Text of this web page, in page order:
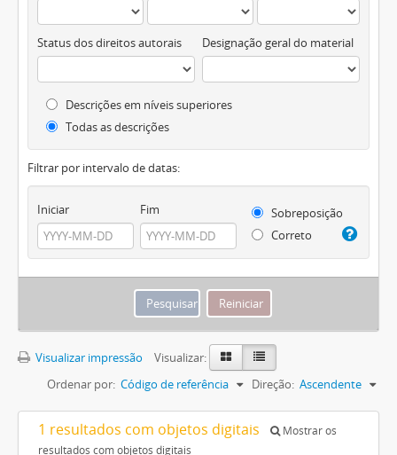
Status dos direitos autorais Designação geral do material
Descrições em níveis superiores
Todas as descrições
Filtrar por intervalo de datas:
Iniciar Fim
Sobreposição
Correto
Visualizar impressão
Visualizar:
Ordenar por: Código de referência Direção: Ascendente
1 resultados com objetos digitais
Mostrar os
resultados com objetos digitais